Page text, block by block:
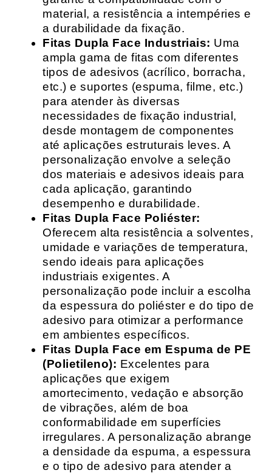
material, a resistência a intempéries e
a durabilidade da fixação.
Fitas Dupla Face Industriais: Uma
ampla gama de fitas com diferentes
tipos de adesivos (acrílico, borracha,
etc.) e suportes (espuma, filme, etc.)
para atender às diversas
necessidades de fixação industrial,
desde montagem de componentes
até aplicações estruturais leves. A
personalização envolve a seleção
dos materiais e adesivos ideais para
cada aplicação, garantindo
desempenho e durabilidade.
Fitas Dupla Face Poliéster:
Oferecem alta resistência a solventes,
umidade e variações de temperatura,
sendo ideais para aplicações
industriais exigentes. A
personalização pode incluir a escolha
da espessura do poliéster e do tipo de
adesivo para otimizar a performance
em ambientes específicos.
Fitas Dupla Face em Espuma de PE
(Polietileno): Excelentes para
aplicações que exigem
amortecimento, vedação e absorção
de vibrações, além de boa
conformabilidade em superfícies
irregulares. A personalização abrange
a densidade da espuma, a espessura
e o tipo de adesivo para atender a